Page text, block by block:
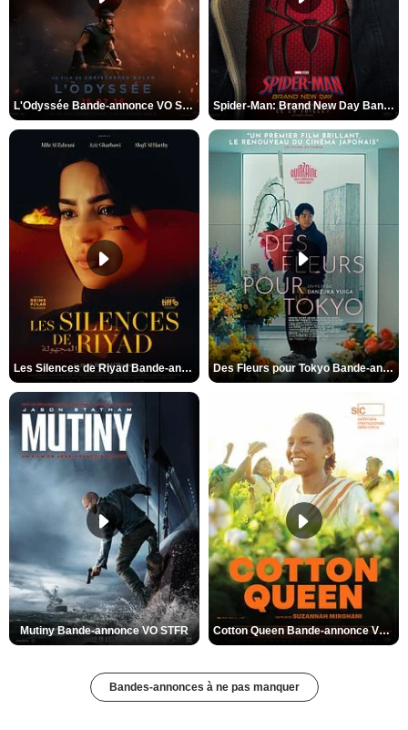
L'Odyssée Bande-annonce VO STFR Spider-Man: Brand New Day Bande-annonce VO STFR
Les Silences de Riyad Bande-annonce VO STFR Des Fleurs pour Tokyo Bande-annonce VO STFR
Mutiny Bande-annonce VO STFR Cotton Queen Bande-annonce VO STFR
Bandes-annonces à ne pas manquer